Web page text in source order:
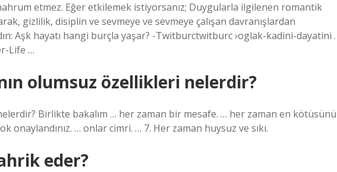
etmez. Eğer etkilemek istiyorsanız; Duygularla ilgilenen romantik
gizlilik, disiplin ve sevmeye ve sevmeye çalışan davranışlardan
Aşk hayatı hangi burçla yaşar? -Twitburctwitburc ›oglak-kadini-dayatini
Life …
olumsuz özellikleri nelerdir?
Birlikte bakalım … her zaman bir mesafe. … her zaman en kötüsünü
onaylandınız. … onlar cimri. … 7. Her zaman huysuz ve sıkı.
eder?